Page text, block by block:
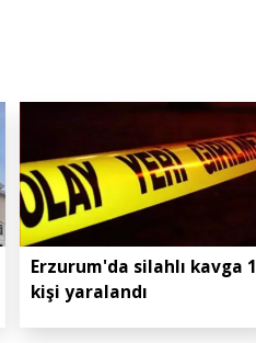
Erzurum'da silahlı kavga 1
kişi yaralandı